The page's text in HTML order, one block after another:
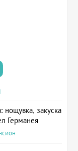
нощувка, закуска
Германея